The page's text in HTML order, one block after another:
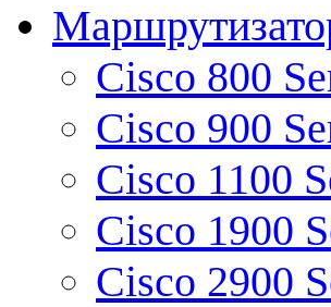
Cisco 800
Cisco 900
Cisco 1100
Cisco 1900
Cisco 2900